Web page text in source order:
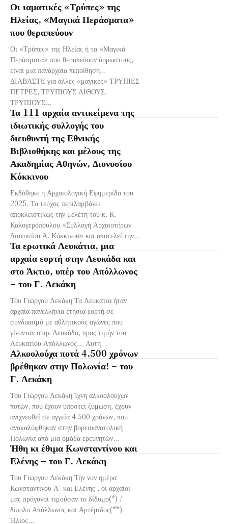
Οι ιαματικές «Τρύπες» της
Ηλείας, «Μαγικά Περάσματα»
που θεραπεύουν
Οι «Τρύπες» της Ηλείας ή τα «Μαγικά
Περάσματα» που θεραπεύουν άρρωστους,
είναι μια πανάρχαια πεποίθηση…
ΔΙΑΒΑΣΤΕ για άλλες «μαγικές» ΤΡΥΠΙΕΣ
ΠΕΤΡΕΣ, ΤΡΥΠΙΟΥΣ ΛΙΘΟΥΣ,
ΤΡΥΠΙΟΥΣ...
Τα 111 αρχαία αντικείμενα της
ιδιωτικής συλλογής του
διευθυντή της Εθνικής
Βιβλιοθήκης και μέλους της
Ακαδημίας Αθηνών, Διονυσίου
Κόκκινου
Εκδόθηκε η Αρχαιολογική Εφημερίδα του
2025. Το τεύχος περιλαμβάνει
αποκλειστικώς την μελέτη του κ. Κ.
Καλογερόπουλου «Συλλογή Αρχαιοτήτων
Διονυσίου Α. Κόκκινου» και αποτελεί την...
Τα ερωτικά Λευκάτια, μια
αρχαία εορτή στην Λευκάδα και
στο Άκτιο, υπέρ του Απόλλωνος
– του Γ. Λεκάκη
Του Γιώργου Λεκάκη Τα Λευκάτια ήταν
αρχαία πανελλήνια ετήσια εορτή σε
συνδυασμό με αθλητικούς αγώνες που
γίνονταν στην Λευκάδα, προς τιμήν του
Λευκατίου Απόλλωνος… Αυτή...
Αλκοολούχα ποτά 4.500 χρόνων
βρέθηκαν στην Πολωνία! – του
Γ. Λεκάκη
Του Γιώργου Λεκάκη Ίχνη αλκοολούχων
ποτών, που έχουν υποστεί ζύμωση, έχουν
ανιχνευθεί σε αγγεία 4.500 χρόνων, που
ανακαλύφθηκαν στην βορειοανατολική
Πολωνία από μια ομάδα ερευνητών...
Ήθη κι έθιμα Κωνσταντίνου και
Ελένης – του Γ. Λεκάκη
Του Γιώργου Λεκάκη Την νυν ημέρα
Κωνσταντίνου Α΄ και Ελένης , οι αρχαίοι
μας πρόγονοι τιμούσαν το δίδυμο(*) /
δίπολο Απόλλωνος και Αρτέμιδος(**),
Ήλιος...